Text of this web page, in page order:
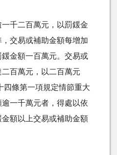
千二百萬元，以罰鍰金
交易或補助金額每增加
金額一百萬元。交易或
百萬元，以二百萬元
四條第一項規定情節重大
逾一千萬元者，得處以依
額以上交易或補助金額